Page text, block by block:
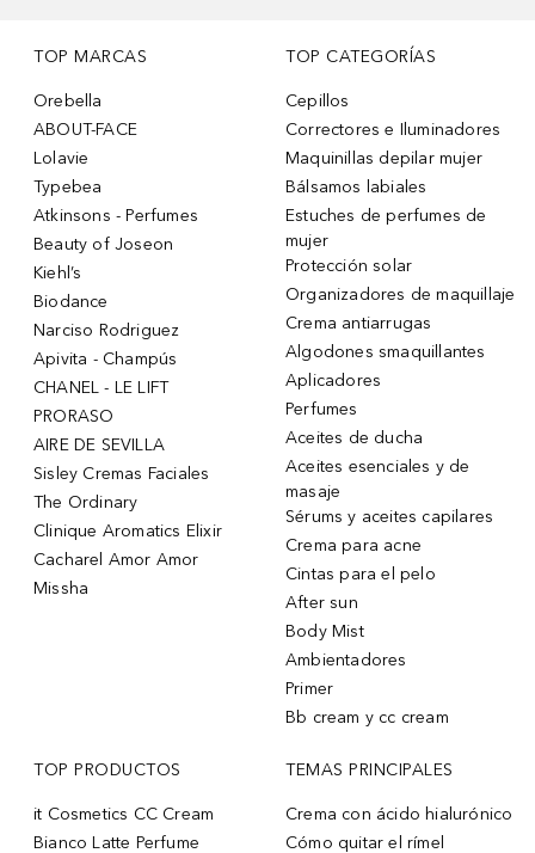
TOP MARCAS
Orebella
ABOUT-FACE
Lolavie
Typebea
Atkinsons - Perfumes
Beauty of Joseon
Kiehl’s
Biodance
Narciso Rodriguez
Apivita - Champús
CHANEL - LE LIFT
PRORASO
AIRE DE SEVILLA
Sisley Cremas Faciales
The Ordinary
Clinique Aromatics Elixir
Cacharel Amor Amor
Missha
TOP CATEGORÍAS
Cepillos
Correctores e Iluminadores
Maquinillas depilar mujer
Bálsamos labiales
Estuches de perfumes de
mujer
Protección solar
Organizadores de maquillaje
Crema antiarrugas
Algodones smaquillantes
Aplicadores
Perfumes
Aceites de ducha
Aceites esenciales y de
masaje
Sérums y aceites capilares
Crema para acne
Cintas para el pelo
After sun
Body Mist
Ambientadores
Primer
Bb cream y cc cream
TOP PRODUCTOS
it Cosmetics CC Cream
Bianco Latte Perfume
TEMAS PRINCIPALES
Crema con ácido hialurónico
Cómo quitar el rímel